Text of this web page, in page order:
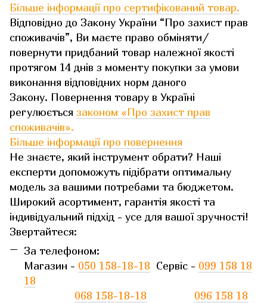
Більше інформації про сертифікований товар.
Відповідно до Закону України “Про захист прав
споживачів”, Ви маєте право обміняти/
повернути придбаний товар належної якості
протягом 14 днів з моменту покупки за умови
виконання відповідних норм даного
Закону. Повернення товару в Україні
регулюється законом «Про захист прав
споживачів».
Більше інформації про повернення
Не знаєте, який інструмент обрати? Наші
експерти допоможуть підібрати оптимальну
модель за вашими потребами та бюджетом.
Широкий асортимент, гарантія якості та
індивідуальний підхід - усе для вашої зручності!
Звертайтеся:
За телефоном:
Магазин - 050 158-18-18 Сервіс - 099 158 18
18
068 158-18-18
096 158 18